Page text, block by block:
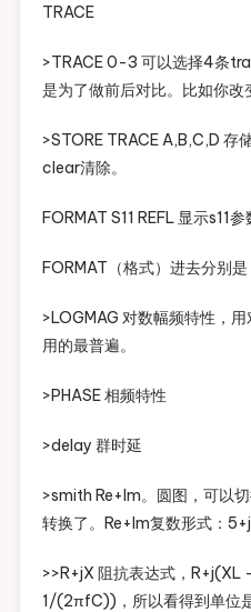
TRACE
>TRACE 0-3 可以选择4条
是为了做前后对比。比如你改
>STORE TRACE A,B,C,D 存
clear清除。
FORMAT S11 REFL 显示s11参
FORMAT（格式）进去分别是
>LOGMAG 对数幅频特性，
用的最普遍。
>PHASE 相频特性
>delay 群时延
>smith Re+Im。圆图，可以
转换了。Re+Im复数形式：
>>R+jX 阻抗表达式，
1/(2πfC))，所以看得到单位是